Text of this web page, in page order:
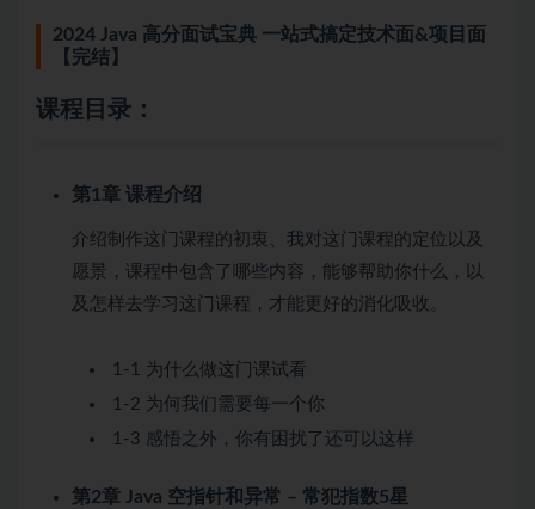
2024 Java 高分面试宝典 一站式搞定技术面&项目面
【完结】
课程目录：
第1章 课程介绍
介绍制作这门课程的初衷、我对这门课程的定位以及
愿景，课程中包含了哪些内容，能够帮助你什么，以
及怎样去学习这门课程，才能更好的消化吸收。
1-1 为什么做这门课试看
1-2 为何我们需要每一个你
1-3 感悟之外，你有困扰了还可以这样
第2章 Java 空指针和异常 – 常犯指数5星